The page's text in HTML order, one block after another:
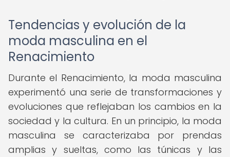
Tendencias y evolución de la
moda masculina en el
Renacimiento
Durante el Renacimiento, la moda masculina
experimentó una serie de transformaciones y
evoluciones que reflejaban los cambios en la
sociedad y la cultura. En un principio, la moda
masculina se caracterizaba por prendas
amplias y sueltas, como las túnicas y las